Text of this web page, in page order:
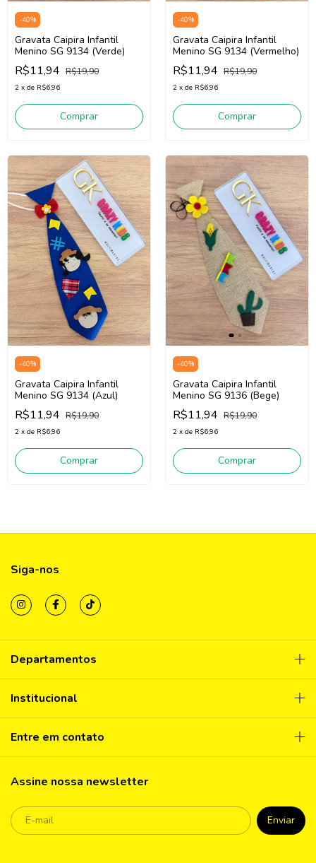
-40%
Gravata Caipira Infantil
Menino SG 9134 (Verde)
R$11,94 R$19,90
2 x de R$6,96
Comprar
-40%
Gravata Caipira Infantil
Menino SG 9134 (Vermelho)
R$11,94 R$19,90
2 x de R$6,96
Comprar
-40%
Gravata Caipira Infantil
Menino SG 9134 (Azul)
R$11,94 R$19,90
2 x de R$6,96
Comprar
-40%
Gravata Caipira Infantil
Menino SG 9136 (Bege)
R$11,94 R$19,90
2 x de R$6,96
Comprar
Siga-nos
Departamentos
Institucional
Entre em contato
Assine nossa newsletter